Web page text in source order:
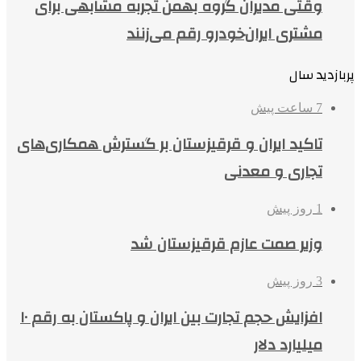
وقتی مدیران گروه بهمن تجربه مشابهی برای
مشتری ایران‌خودرو رقم می‌زنند
پربازدید سال
7 ساعت پیش
تاکید ایران و قرقیزستان بر گسترش همکاری‌های
تجاری و معدنی
1 روز پیش
وزیر صمت عازم قرقیزستان شد
3 روز پیش
افزایش حجم تجارت بین ایران و پاکستان به رقم ۱۰
میلیارد دلار